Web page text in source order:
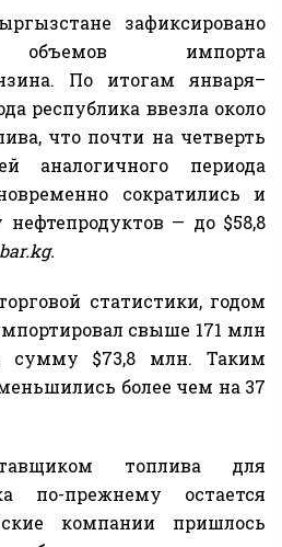
зафиксировано
объемов импорта
По итогам января–
республика ввезла около
что почти на четверть
аналогичного периода
сократились и
— до $58,8
статистики, годом
свыше 171 млн
сумму $73,8 млн. Таким
более чем на 37
топлива для
по-прежнему остается
компании пришлось